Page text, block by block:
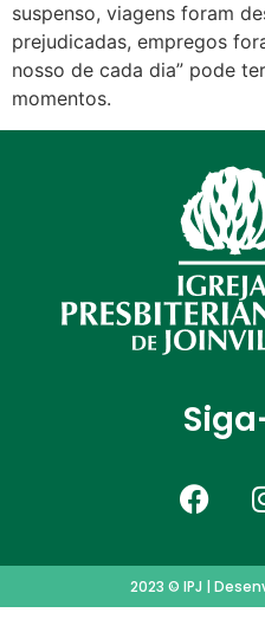
suspenso, viagens foram
prejudicadas, empregos
nosso de cada dia” pode
momentos.
2023 © IPJ |